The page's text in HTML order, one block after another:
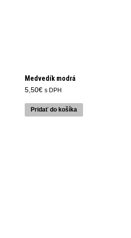
Medvedík modrá
5,50€ s DPH
Pridať do košíka